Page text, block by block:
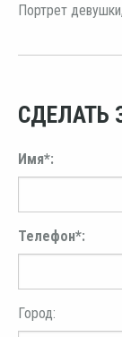
Портрет
СДЕЛАТЬ
Имя*:
Телефон*:
Город: